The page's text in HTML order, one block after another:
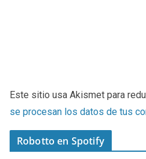
Este sitio usa Akismet para
se procesan los datos de tus
Robotto en Spotify